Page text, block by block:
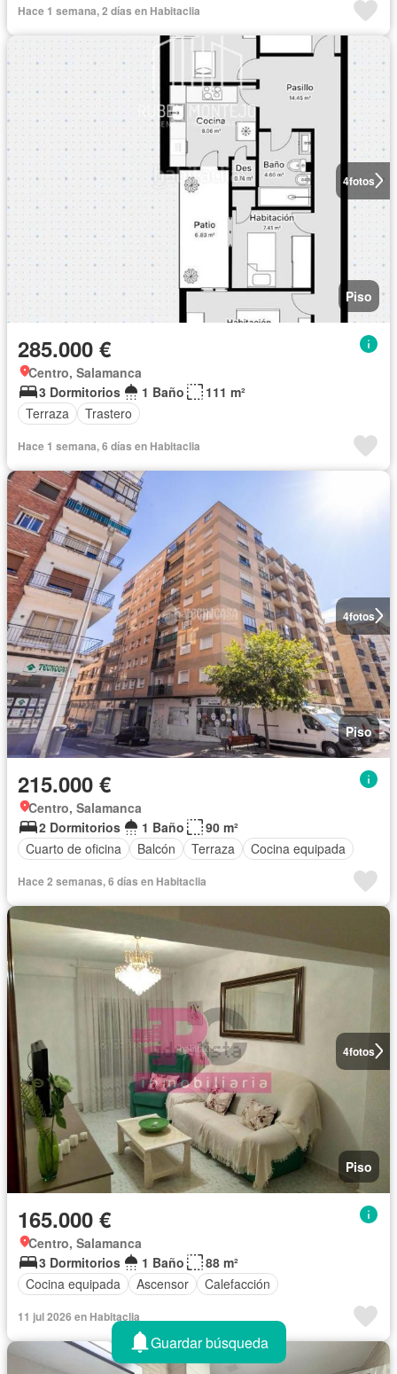
Hace 1 semana, 2 días en Habitaclia
4fotos
Piso
285.000 €
Centro, Salamanca
3 Dormitorios
1 Baño
111 m²
Terraza
Trastero
Hace 1 semana, 6 días en Habitaclia
4fotos
Piso
215.000 €
Centro, Salamanca
2 Dormitorios
1 Baño
90 m²
Cuarto de oficina
Balcón Terraza Cocina equipada
Hace 2 semanas, 6 días en Habitaclia
4fotos
Piso
165.000 €
Centro, Salamanca
3 Dormitorios
1 Baño
88 m²
Cocina equipada
Ascensor Calefacción
11 jul 2026 en Habitaclia
Guardar búsqueda